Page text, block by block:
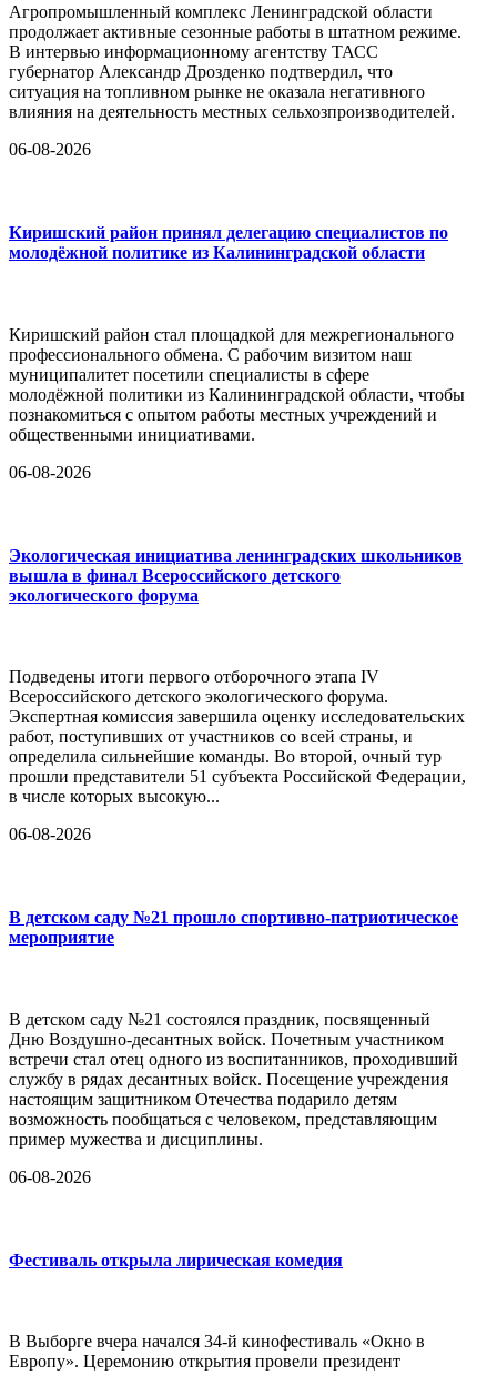
Агропромышленный комплекс Ленинградской области
продолжает активные сезонные работы в штатном режиме.
В интервью информационному агентству ТАСС
губернатор Александр Дрозденко подтвердил, что
ситуация на топливном рынке не оказала негативного
влияния на деятельность местных сельхозпроизводителей.
06-08-2026
Киришский район принял делегацию специалистов по
молодёжной политике из Калининградской области
Киришский район стал площадкой для межрегионального
профессионального обмена. С рабочим визитом наш
муниципалитет посетили специалисты в сфере
молодёжной политики из Калининградской области, чтобы
познакомиться с опытом работы местных учреждений и
общественными инициативами.
06-08-2026
Экологическая инициатива ленинградских школьников
вышла в финал Всероссийского детского
экологического форума
Подведены итоги первого отборочного этапа IV
Всероссийского детского экологического форума.
Экспертная комиссия завершила оценку исследовательских
работ, поступивших от участников со всей страны, и
определила сильнейшие команды. Во второй, очный тур
прошли представители 51 субъекта Российской Федерации,
в числе которых высокую...
06-08-2026
В детском саду №21 прошло спортивно-патриотическое
мероприятие
В детском саду №21 состоялся праздник, посвященный
Дню Воздушно-десантных войск. Почетным участником
встречи стал отец одного из воспитанников, проходивший
службу в рядах десантных войск. Посещение учреждения
настоящим защитником Отечества подарило детям
возможность пообщаться с человеком, представляющим
пример мужества и дисциплины.
06-08-2026
Фестиваль открыла лирическая комедия
В Выборге вчера начался 34-й кинофестиваль «Окно в
Европу». Церемонию открытия провели президент